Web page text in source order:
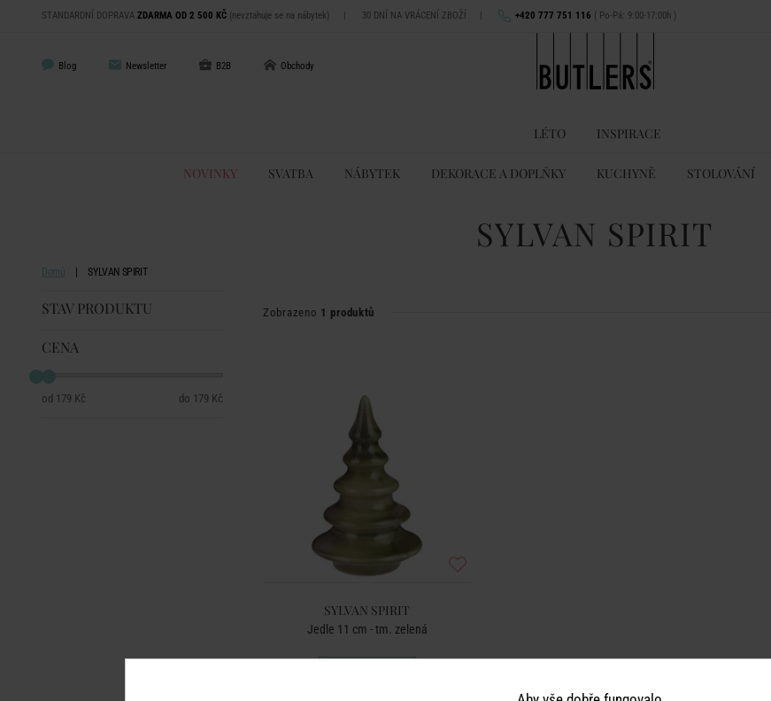
STANDARDNÍ DOPRAVA ZDARMA OD 2 500 KČ (nevztahuje se na nábytek) | 30 DNÍ NA VRÁCENÍ ZBOŽÍ | +420 777 751 116 ( Po-Pá: 9:00-17:00h )
Blog Newsletter B2B Obchody
LÉTO INSPIRACE
NOVINKY SVATBA NÁBYTEK DEKORACE A DOPLŇKY KUCHYNĚ STOLOVÁNÍ
SYLVAN SPIRIT
Domů SYLVAN SPIRIT
STAV PRODUKTU
CENA
179 Kč 179 Kč
Zobrazeno 1 produktů
SYLVAN SPIRIT
Jedle 11 cm - tm. zelená